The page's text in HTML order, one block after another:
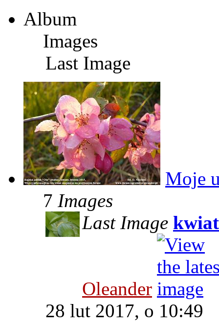
Album
Images
Last Image
Moje
7 Images
Last Image
Oleander
28 lut 2017, o 10:49